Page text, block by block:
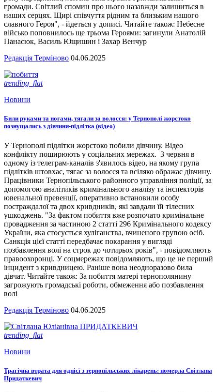
громади. Світлий спомин про нього назавжди залишиться в
наших серцях. Щирі співчуття рідним та близьким нашого
славного Героя", - йдеться у дописі. Читайте також: Небесне
військо поповнилось ще трьома Героями: загинули Анатолій
Панасюк, Василь Ющишин і Захар Венчур
Редакція Терміново 04.06.2025
trending_flat
Новини
Били руками та ногами, тягали за волосся: у Тернополі жорстоко
познущались з дівчини-підлітка (відео)
У Тернополі підлітки жорстоко побили дівчину. Відео
конфлікту поширюють у соціальних мережах. 3 червня в
одному із телеграм-каналів з'явилось відео, на якому група
підлітків штовхає, тягає за волосся та всіляко ображає дівчину.
Працівники Тернопільського районного управління поліції, за
допомогою аналітиків кримінального аналізу та інспекторів
ювенальної превенції, оперативно встановили особу
постраждалої та двох кривдників, які завдали їй тілесних
ушкоджень. "За фактом побиття вже розпочато кримінальне
провадження за частиною 2 статті 296 Кримінального кодексу
України, яка стосується хуліганства, вчиненого групою осіб.
Санкція цієї статті передбачає покарання у вигляді
позбавлення волі на строк до чотирьох років", - повідомляють
правоохоронці. У соцмережах повідомляють, що це не перший
інцидент з кривдницею. Раніше вона неодноразово била
дівчат. Читайте також: За побиття матері тернополянину
загрожують громадські роботи, обмеження або позбавлення
волі
Редакція Терміново 04.06.2025
trending_flat
Новини
Трагічна втрата для однієї з тернопільських лікарень: померла Світлана
Придаткевич